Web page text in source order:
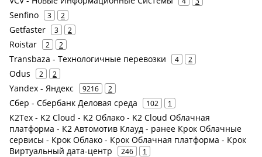
Senfino 3 2
Getfaster 3 2
Roistar 2 2
Transbaza - Технологичные перевозки 4 2
Odus 2 2
Yandex - Яндекс 9216 2
Сбер - Сбербанк Деловая среда 102 1
К2Тех - K2 Cloud - K2 Облако - K2 Cloud Облачная
платформа - К2 Автомотив Клауд - ранее Крок Облачные
сервисы - Крок Облако - Крок Облачная платформа - Крок
Виртуальный дата-центр
246 1